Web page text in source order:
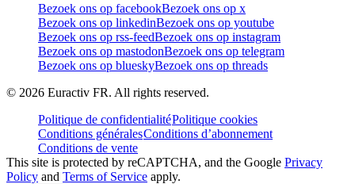
Bezoek ons op facebookBezoek ons op x
Bezoek ons op linkedinBezoek ons op youtube
Bezoek ons op rss-feedBezoek ons op instagram
Bezoek ons op mastodonBezoek ons op telegram
Bezoek ons op blueskyBezoek ons op threads
© 2026 Euractiv FR. All rights reserved.
Politique de confidentialitéPolitique cookies
Conditions généralesConditions d’abonnement
Conditions de vente
This site is protected by reCAPTCHA, and the Google Privacy
Policy and Terms of Service apply.